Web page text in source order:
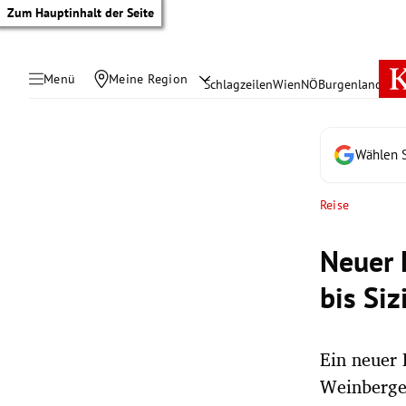
Zum Hauptinhalt der Seite
Menü Meine Region SchlagzeilenWienNÖBurgenland
Wählen
Reise
Neuer
bis
Ein neuer